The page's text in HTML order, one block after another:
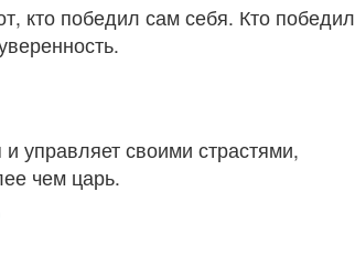
кто победил сам себя. Кто победил
и управляет своими страстями,
чем царь.